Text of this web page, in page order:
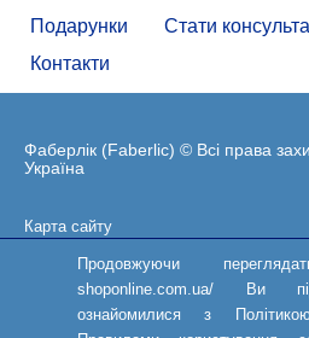
Подарунки
Стати
Контакти
Фаберлік (Faberlic) © Всі права
Україна
Карта сайту
Продовжуючи
shoponline.com.ua/ Ви
ознайомилися з Політикою